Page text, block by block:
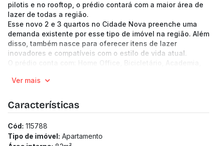
pilotis e no rooftop, o prédio contará com a maior área de
lazer de todas a região.
Esse novo 2 e 3 quartos no Cidade Nova preenche uma
demanda existente por esse tipo de imóvel na região. Além
disso, também nasce para oferecer itens de lazer
inovadores e compatíveis com o estilo de vida atual.
O prédio conta com: Home Office, Bicicletário, Academia,
Fi, Sauna, Espaço Gourmet, Circuito CFTV, Piscina Infantil,
Biométrica.
16 andares | 8 unidades por andar
2 a 3 quartos
2 vagas
Ver mais
Características
Cód: 115788
Tipo de imóvel: Apartamento